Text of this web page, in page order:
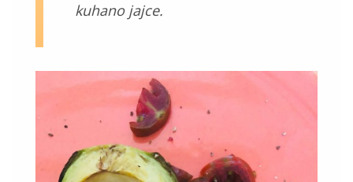
kuhano jajce.